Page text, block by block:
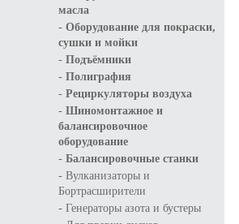
масла
- Оборудование для покраски,
сушки и мойки
- Подъёмники
- Полиграфия
- Рециркуляторы воздуха
- Шиномонтажное и
балансировочное
оборудование
- Балансировочные станки
- Вулканизаторы и
Бортрасширители
- Генераторы азота и бустеры